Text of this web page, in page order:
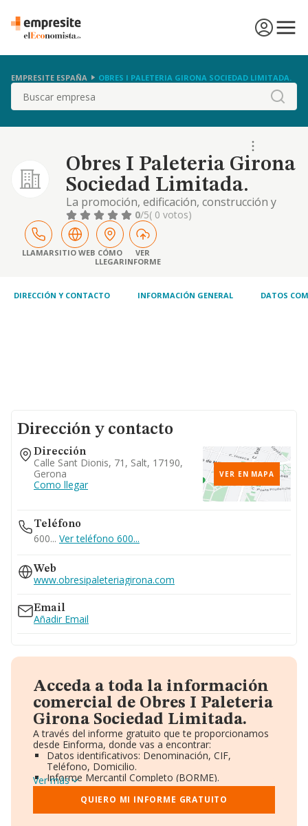
EMPRESITE ESPAÑA OBRES I PALETERIA GIRONA SOCIEDAD LIMITADA.
Buscar
Obres I Paleteria Girona
Sociedad Limitada.
La promoción, edificación, construcción y
rehabilitación de todo tipo de obras y
edificaciones, tanto residenciales como no
residenciales
0/5( 0 votos)
LLAMARSITIO WEB CÓMO
LLEGAR
VER
INFORME
DIRECCIÓN Y CONTACTO INFORMACIÓN GENERAL DATOS
Dirección y contacto
Dirección
Calle Sant Dionis, 71, Salt, 17190,
Gerona
Como llegar
VER EN MAPA
Teléfono
600... Ver teléfono 600...
Web
www.obresipaleteriagirona.com
Email
Añadir Email
Acceda a toda la información
comercial de Obres I Paleteria
Girona Sociedad Limitada.
A través del informe gratuito que te proporcionamos
desde Einforma, donde vas a encontrar:
Datos identificativos: Denominación, CIF,
Teléfono, Domicilio.
Informe Mercantil Completo (BORME).
Gráficos de Evolución Ventas y Empleados.
Consejo de Administración y Administradores.
Directivos y Ejecutivos.
Ver más
QUIERO MI INFORME GRATUITO